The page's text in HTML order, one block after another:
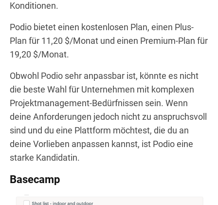
Konditionen.
Podio bietet einen kostenlosen Plan, einen Plus-
Plan für 11,20 $/Monat und einen Premium-Plan für
19,20 $/Monat.
Obwohl Podio sehr anpassbar ist, könnte es nicht
die beste Wahl für Unternehmen mit komplexen
Projektmanagement-Bedürfnissen sein. Wenn
deine Anforderungen jedoch nicht zu anspruchsvoll
sind und du eine Plattform möchtest, die du an
deine Vorlieben anpassen kannst, ist Podio eine
starke Kandidatin.
Basecamp